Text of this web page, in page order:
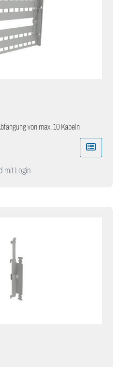
von max. 10 Kabeln
mit Login